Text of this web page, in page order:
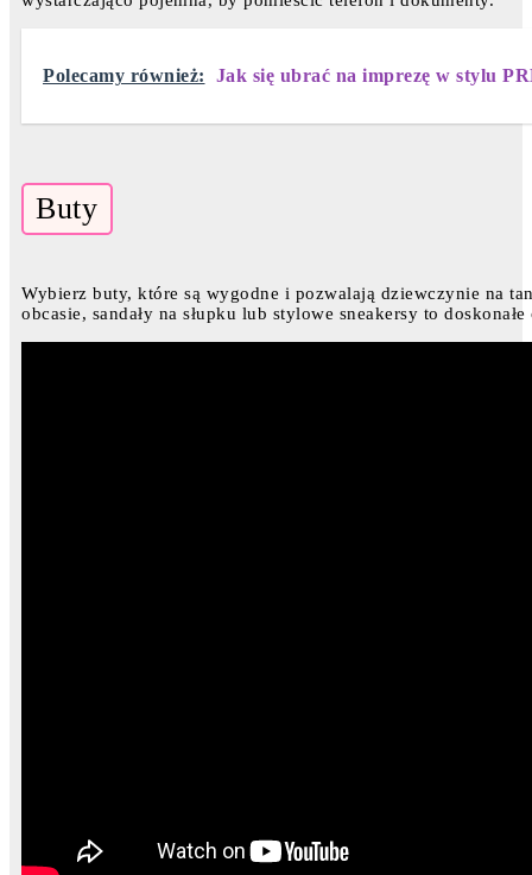
Polecamy również: Jak się ubrać na imprezę w stylu
Buty
Wybierz buty, które są wygodne i pozwalają dziewczynie na
obcasie, sandały na słupku lub stylowe sneakersy to doskonałe